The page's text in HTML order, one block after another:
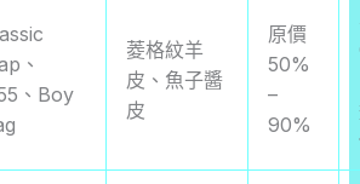
、
、Boy
菱格紋羊
皮、魚子醬
皮
原價
50%
–
90%